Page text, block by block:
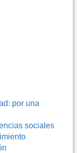
por una
sociales